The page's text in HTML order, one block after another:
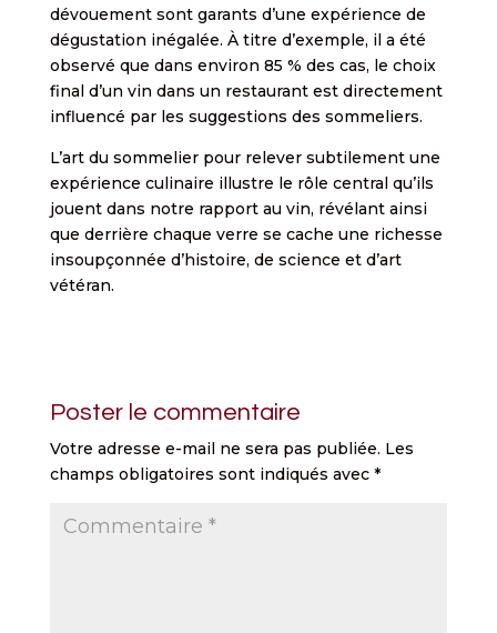
dévouement sont garants d’une expérience de
dégustation inégalée. À titre d’exemple, il a été
observé que dans environ 85 % des cas, le choix
final d’un vin dans un restaurant est directement
influencé par les suggestions des sommeliers.
L’art du sommelier pour relever subtilement une
expérience culinaire illustre le rôle central qu’ils
jouent dans notre rapport au vin, révélant ainsi
que derrière chaque verre se cache une richesse
insoupçonnée d’histoire, de science et d’art
vétéran.
Poster le commentaire
Votre adresse e-mail ne sera pas publiée. Les
champs obligatoires sont indiqués avec *